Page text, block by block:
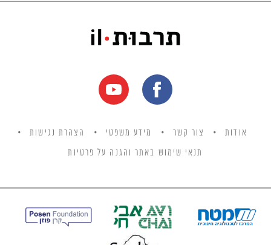
אודות צור קשר מידע משפטי הצהרת נגישות
תנאי שימוש באתר והגנה על פרטיות